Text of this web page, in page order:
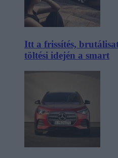
Itt a frissítés,
töltési idején a smart